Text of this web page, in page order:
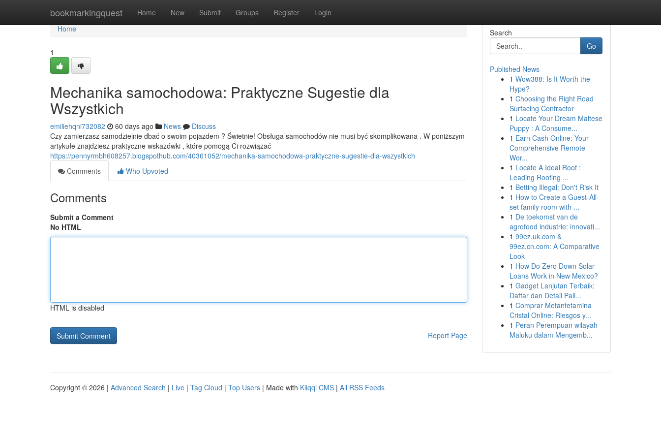
bookmarkingquest Home New Submit Groups Register Login
Home
Home
1
Mechanika samochodowa: Praktyczne Sugestie dla
Wszystkich
emiliehqni732082 60 days ago News
Discuss
Czy zamierzasz samodzielnie dbać o swoim pojazdem ? Świetnie! Obsługa samochodów nie musi być skomplikowana . W poniższym
artykułe znajdziesz praktyczne wskazówki , które pomogą Ci rozwiązać
https://pennyrmbh608257.blogspothub.com/40361052/mechanika-samochodowa-praktyczne-sugestie-dla-wszystkich
Comments
Who Upvoted
Comments
Submit a Comment
No HTML
HTML is disabled
Report Page
Search
Go
Published News
1 Wow388: Is It Worth the
Hype?
1 Choosing the Right Road
Surfacing Contractor
1 Locate Your Dream Maltese
Puppy : A Consume...
1 Earn Cash Online: Your
Comprehensive Remote
Wor...
1 Locate A Ideal Roof :
Leading Roofing ...
1 Betting Illegal: Don't Risk It
1 How to Create a Guest-All
set family room with ...
1 De toekomst van de
agrofood industrie: innovati...
1 99ez.uk.com &
99ez.cn.com: A Comparative
Look
1 How Do Zero Down Solar
Loans Work in New Mexico?
1 Gadget Lanjutan Terbaik:
Daftar dan Detail Pali...
1 Comprar Metanfetamina
Cristal Online: Riesgos y...
1 Peran Perempuan wilayah
Maluku dalam Mengemb...
Copyright © 2026 | Advanced Search | Live | Tag Cloud | Top Users | Made with Kliqqi CMS | All RSS Feeds